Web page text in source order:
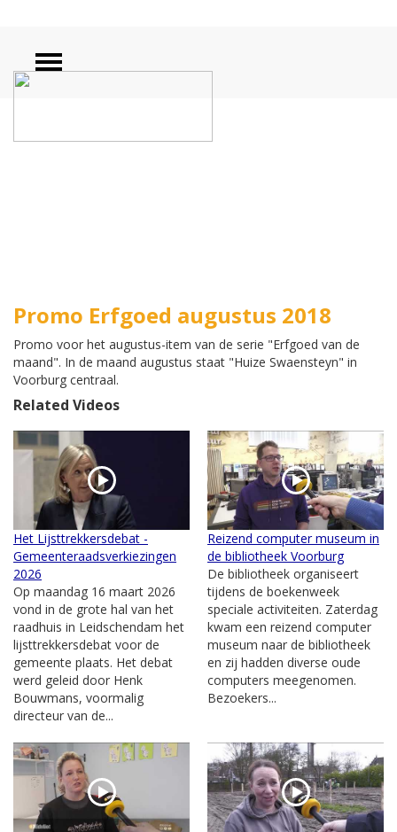
ZOEKEN
Promo Erfgoed augustus 2018
Promo voor het augustus-item van de serie "Erfgoed van de
maand". In de maand augustus staat "Huize Swaensteyn" in
Voorburg centraal.
Related Videos
Het Lijsttrekkersdebat -
Gemeenteraadsverkiezingen
2026
Op maandag 16 maart 2026
vond in de grote hal van het
raadhuis in Leidschendam het
lijsttrekkersdebat voor de
gemeente plaats. Het debat
werd geleid door Henk
Bouwmans, voormalig
directeur van de...
Reizend computer museum in
de bibliotheek Voorburg
De bibliotheek organiseert
tijdens de boekenweek
speciale activiteiten. Zaterdag
kwam een reizend computer
museum naar de bibliotheek
en zij hadden diverse oude
computers meegenomen.
Bezoekers...